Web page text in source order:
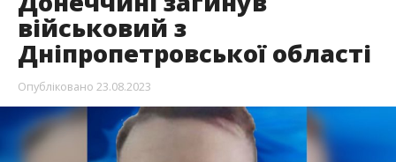
військовий з
Дніпропетровської області
Опубліковано 23.08.2023